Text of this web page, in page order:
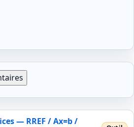
— RREF / Ax=b /